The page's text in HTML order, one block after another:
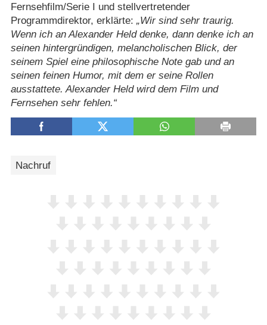
Fernsehfilm/​Serie I und stellvertretender
Programmdirektor, erklärte:
Wir sind sehr traurig.
Wenn ich an Alexander Held denke, dann denke ich an
seinen hintergründigen, melancholischen Blick, der
seinem Spiel eine philosophische Note gab und an
seinen feinen Humor, mit dem er seine Rollen
ausstattete. Alexander Held wird dem Film und
Fernsehen sehr fehlen.
Nachruf